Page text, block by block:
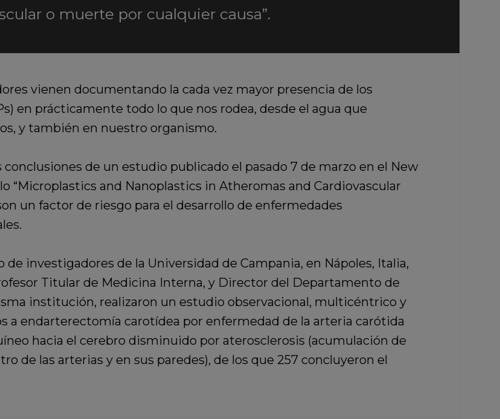
o muerte por cualquier causa”.
vienen documentando la cada vez mayor presencia de los
en prácticamente todo lo que nos rodea, desde el agua que
y también en nuestro organismo.
conclusiones de un estudio publicado el pasado 7 de marzo en el New
“Microplastics and Nanoplastics in Atheromas and Cardiovascular
un factor de riesgo para el desarrollo de enfermedades
de investigadores de la Universidad de Campania, en Nápoles, Italia,
Titular de Medicina Interna, y Director del Departamento de
institución, realizaron un estudio observacional, multicéntrico y
a endarterectomía carotídea por enfermedad de la arteria carótida
hacia el cerebro disminuido por aterosclerosis (acumulación de
de las arterias y en sus paredes), de los que 257 concluyeron el